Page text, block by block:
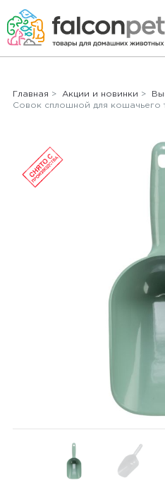
Главная > Акции и новинки >
Совок сплошной для кошачьего